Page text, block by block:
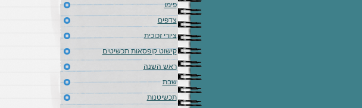
פימו
צדפים
ציורי זכוכית
קישוט קופסאות תכשיטים
ראש השנה
שבת
תכשיטנות